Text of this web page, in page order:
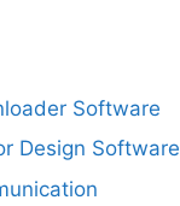
Software
Design Software